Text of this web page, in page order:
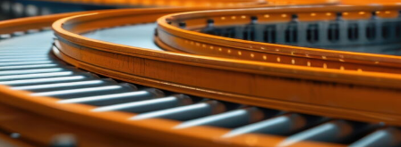
Anmelden
Register|Lost your password?
Support